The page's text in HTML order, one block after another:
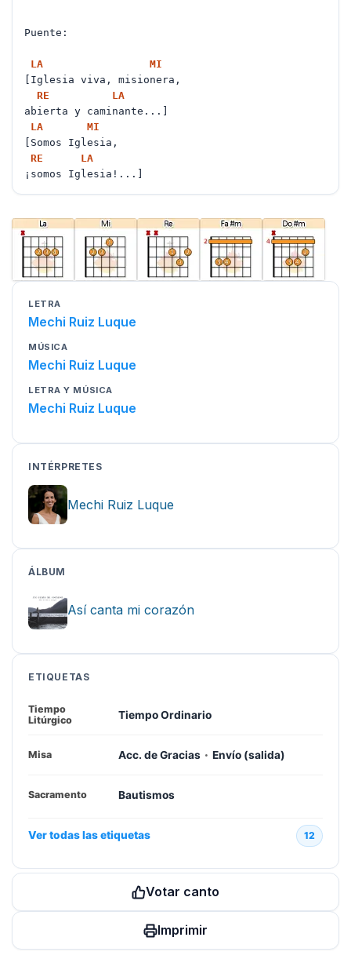
Puente:
LA
MI
[Iglesia viva, misionera,
RE
LA
abierta y caminante...]
LA
MI
[Somos Iglesia,
RE
LA
¡somos Iglesia!...]
LETRA
Mechi Ruiz Luque
MÚSICA
Mechi Ruiz Luque
LETRA Y MÚSICA
Mechi Ruiz Luque
INTÉRPRETES
Mechi Ruiz Luque
ÁLBUM
Así canta mi corazón
ETIQUETAS
Tiempo
Litúrgico
Tiempo Ordinario
Misa Acc. de Gracias · Envío (salida)
Sacramento Bautismos
Ver todas las etiquetas 12
Votar canto
Imprimir